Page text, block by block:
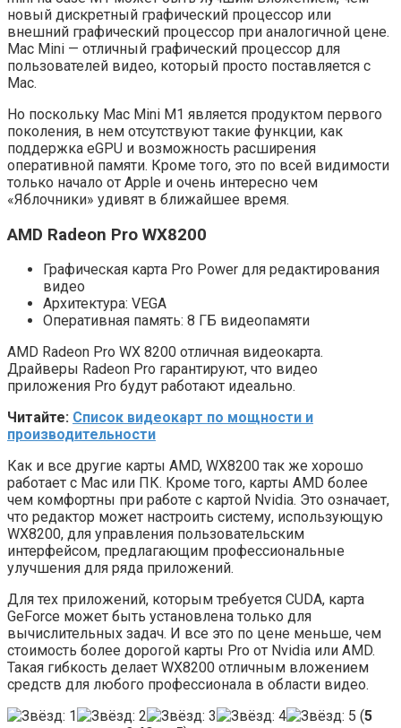
новый дискретный графический процессор или
внешний графический процессор при аналогичной цене.
Mac Mini — отличный графический процессор для
пользователей видео, который просто поставляется с
Mac.
Но поскольку Mac Mini M1 является продуктом первого
поколения, в нем отсутствуют такие функции, как
поддержка eGPU и возможность расширения
оперативной памяти. Кроме того, это по всей видимости
только начало от Apple и очень интересно чем
«Яблочники» удивят в ближайшее время.
AMD Radeon Pro WX8200
Графическая карта Pro Power для редактирования
видео
Архитектура: VEGA
Оперативная память: 8 ГБ видеопамяти
AMD Radeon Pro WX 8200 отличная видеокарта.
Драйверы Radeon Pro гарантируют, что видео
приложения Pro будут работают идеально.
Читайте: Список видеокарт по мощности и
производительности
Как и все другие карты AMD, WX8200 так же хорошо
работает с Mac или ПК. Кроме того, карты AMD более
чем комфортны при работе с картой Nvidia. Это означает,
что редактор может настроить систему, использующую
WX8200, для управления пользовательским
интерфейсом, предлагающим профессиональные
улучшения для ряда приложений.
Для тех приложений, которым требуется CUDA, карта
GeForce может быть установлена ​​только для
вычислительных задач. И все это по цене меньше, чем
стоимость более дорогой карты Pro от Nvidia или AMD.
Такая гибкость делает WX8200 отличным вложением
средств для любого профессионала в области видео.
(5